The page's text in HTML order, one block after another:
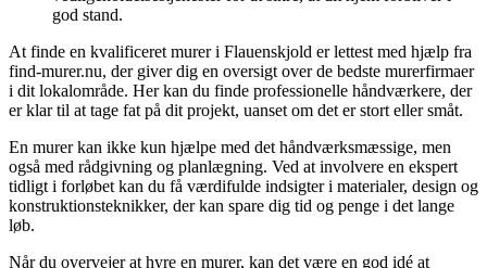
god stand.
At finde en kvalificeret murer i Flauenskjold er lettest med hjælp fra
find-murer.nu, der giver dig en oversigt over de bedste murerfirmaer
i dit lokalområde. Her kan du finde professionelle håndværkere, der
er klar til at tage fat på dit projekt, uanset om det er stort eller småt.
En murer kan ikke kun hjælpe med det håndværksmæssige, men
også med rådgivning og planlægning. Ved at involvere en ekspert
tidligt i forløbet kan du få værdifulde indsigter i materialer, design og
konstruktionsteknikker, der kan spare dig tid og penge i det lange
løb.
Når du overvejer at hyre en murer, kan det være en god idé at